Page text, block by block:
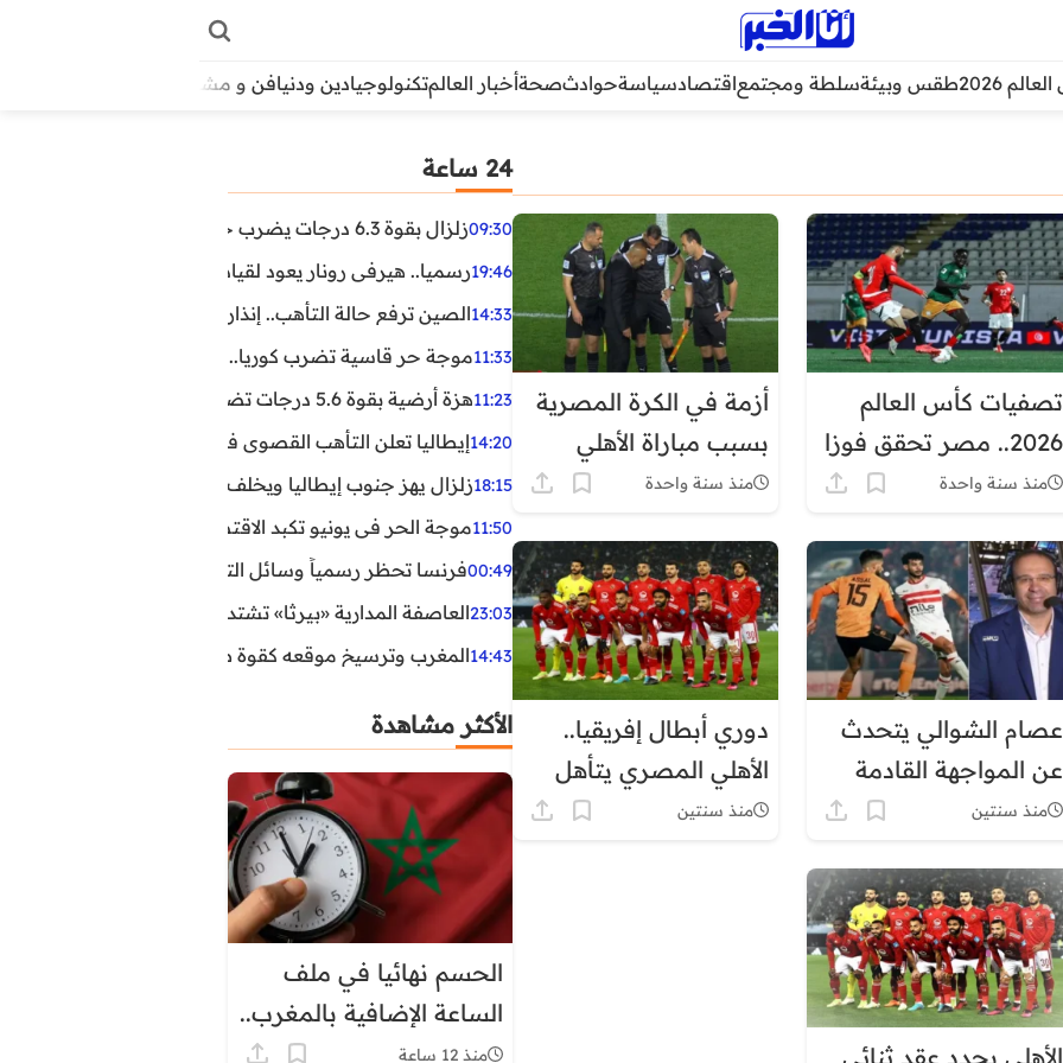
2026 طقس وبيئةسلطة ومجتمعاقتصادسياسةحوادثصحةأخبار العالمتكنولوجيادين ودنيافن و مشاهير
تصفيات كأس العالم
2026.. مصر تحقق فوزا
صعبا على سيراليون
منذ سنة واحدة
أزمة في الكرة المصرية
بسبب مباراة الأهلي
وزمالك
منذ سنة واحدة
عصام الشوالي يتحدث
عن المواجهة القادمة
بين نهضة بركان
منذ سنتين
دوري أبطال إفريقيا..
الأهلي المصري يتأهل
الى الدور النهائي بفوزه
منذ سنتين
الأهلي يجدد عقد ثنائي
24 ساعة
09:30زلزال بقوة 6.3 درجات يضرب جنوب الفلبين.. ولا تحذير من تسونامي حتى الآن
19:46رسميا.. هيرفي رونار يعود لقيادة منتخب كوت ديفوار
14:33الصين ترفع حالة التأهب.. إنذاران جديدان بسبب الأمطار
11:33موجة حر قاسية تضرب كوريا.. وفيات وإصابات ونفوق مئات
11:23هزة أرضية بقوة 5.6 درجات تضرب مصر
14:20إيطاليا تعلن التأهب القصوى في 23 مدينة بسبب موجة حر شديدة
18:15زلزال يهز جنوب إيطاليا ويخلف عشرات الجرحى
11:50موجة الحر في يونيو تكبد الاقتصاد البريطاني خسائر تجاوزت 1.5 مليار
00:49فرنسا تحظر رسمياً وسائل التواصل الاجتماعي على القاصرين
23:03العاصفة المدارية «بيرثا» تشتد وتقترب من سواحل
14:43المغرب وترسيخ موقعه كقوة طاقية إقليمية
الأكثر مشاهدة
الحسم نهائيا في ملف
الساعة الإضافية بالمغرب..
هذا موعد العودة إلى
منذ 12 ساعة